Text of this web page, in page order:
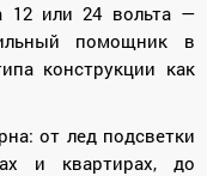
12 или 24 вольта —
помощник в
конструкции как
от лед подсветки
и квартирах, до